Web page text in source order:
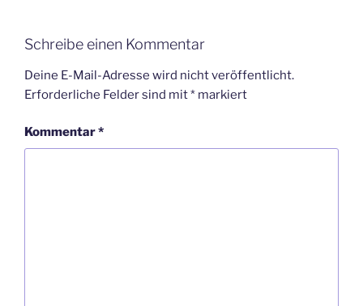
Schreibe einen Kommentar
Deine E-Mail-Adresse wird nicht veröffentlicht.
Erforderliche Felder sind mit* markiert
Kommentar*